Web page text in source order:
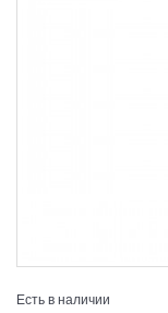
Есть в наличии